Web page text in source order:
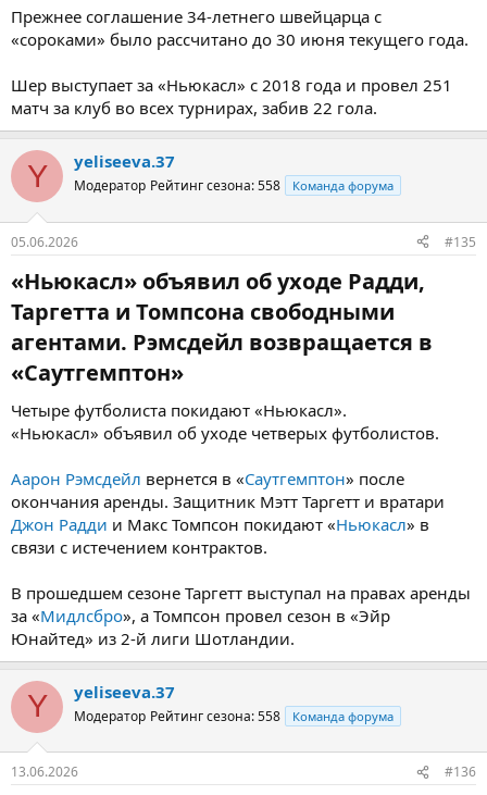
Прежнее соглашение 34-летнего швейцарца с
«сороками» было рассчитано до 30 июня текущего года.
Шер выступает за «Ньюкасл» с 2018 года и провел 251
матч за клуб во всех турнирах, забив 22 гола.
Y yeliseeva.37
Модератор Рейтинг сезона: 558 Команда форума
05.06.2026 #135
«Ньюкасл» объявил об уходе Радди,
Таргетта и Томпсона свободными
агентами. Рэмсдейл возвращается в
«Саутгемптон»​
Четыре футболиста покидают «Ньюкасл».
«Ньюкасл» объявил об уходе четверых футболистов.
Аарон Рэмсдейл вернется в «Саутгемптон» после
окончания аренды. Защитник Мэтт Таргетт и вратари
Джон Радди и Макс Томпсон покидают «Ньюкасл» в
связи с истечением контрактов.
В прошедшем сезоне Таргетт выступал на правах аренды
за «Мидлсбро», а Томпсон провел сезон в «Эйр
Юнайтед» из 2-й лиги Шотландии.
Y yeliseeva.37
Модератор Рейтинг сезона: 558 Команда форума
13.06.2026 #136